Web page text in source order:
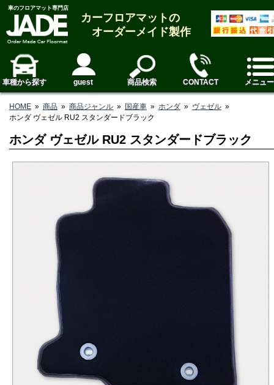
車のフロアマット専門店
カーフロアマットの
オーダーメイド製作
車種から探す guest 商品検索 CONTACT メニュー
HOME » 商品 » 商品ジャンル » 国産車 » ホンダ » ヴェゼル »
ホンダ ヴェゼル RU2 スタンダードブラック
ホンダ ヴェゼル RU2 スタンダードブラック